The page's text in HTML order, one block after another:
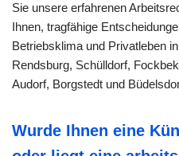
Sie unsere erfahrenen
Ihnen, tragfähige
Betriebsklima und Privatleben
Rendsburg, Schülldorf,
Audorf, Borgstedt und
Wurde Ihnen eine